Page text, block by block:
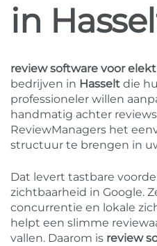
in
review software voor
bedrijven in Hasselt die
professioneler willen
handmatig achter
ReviewManagers het
structuur te brengen in
Dat levert tastbare
zichtbaarheid in Google.
concurrentie en lokale
helpt een slimme
vallen. Daarom is review